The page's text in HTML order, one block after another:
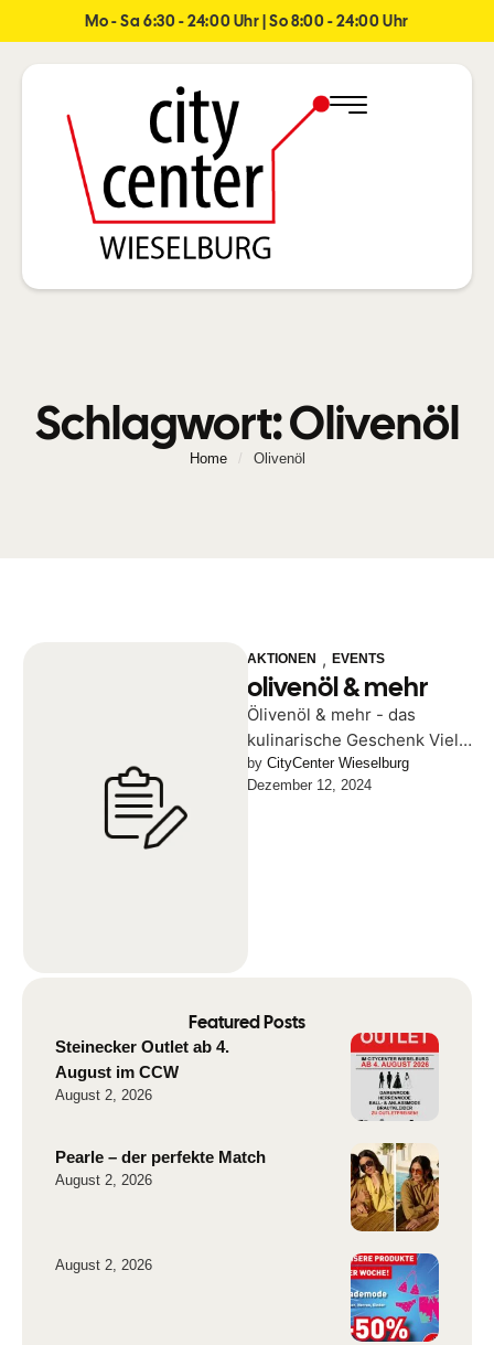
Mo - Sa 6:30 - 24:00 Uhr | So 8:00 - 24:00 Uhr
Schlagwort:Olivenöl
Home / Olivenöl
AKTIONEN , EVENTS
olivenöl & mehr
Ölivenöl & mehr - das
kulinarische Geschenk Viele
Olivenprodukte vom
feinsten griechischen
by CityCenter Wieselburg
Dezember 12, 2024
Featured Posts
Steinecker Outlet ab 4.
August im CCW
August 2, 2026
Pearle – der perfekte Match
August 2, 2026
August 2, 2026